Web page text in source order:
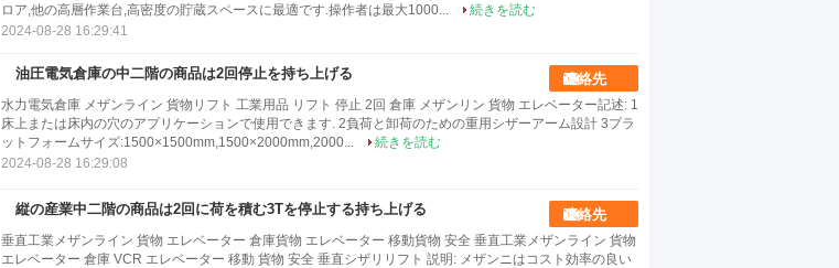
ロア,他の高層作業台,高密度の貯蔵スペースに最適です.操作者は最大1000...
続きを読む
2024-08-28 16:29:41
油圧電気倉庫の中二階の商品は2回停止を持ち上げる 連絡先
水力電気倉庫 メザンライン 貨物リフト 工業用品 リフト 停止 2回 倉庫 メザンリン 貨物 エレベーター記述: 1
床上または床内の穴のアプリケーションで使用できます. 2負荷と卸荷のための重用シザーアーム設計 3プラ
ットフォームサイズ:1500×1500mm,1500×2000mm,2000...
続きを読む
2024-08-28 16:29:08
縦の産業中二階の商品は2回に荷を積む3Tを停止する持ち上げる 連絡先
垂直工業メザンライン 貨物 エレベーター 倉庫貨物 エレベーター 移動貨物 安全 垂直工業メザンライン 貨物
エレベーター 倉庫 VCR エレベーター 移動 貨物 安全 垂直シザリリフト 説明: メザンニはコスト効率の良い